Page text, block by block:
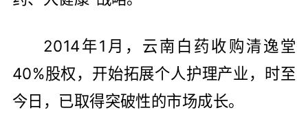
2014年1月，云南白药收购清逸堂
40%股权，开始拓展个人护理产业，时至
今日，已取得突破性的市场成长。